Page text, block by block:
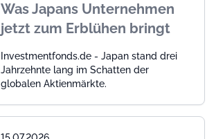
Was Japans Unternehmen
jetzt zum Erblühen bringt
Investmentfonds.de - Japan stand drei
Jahrzehnte lang im Schatten der
globalen Aktienmärkte.